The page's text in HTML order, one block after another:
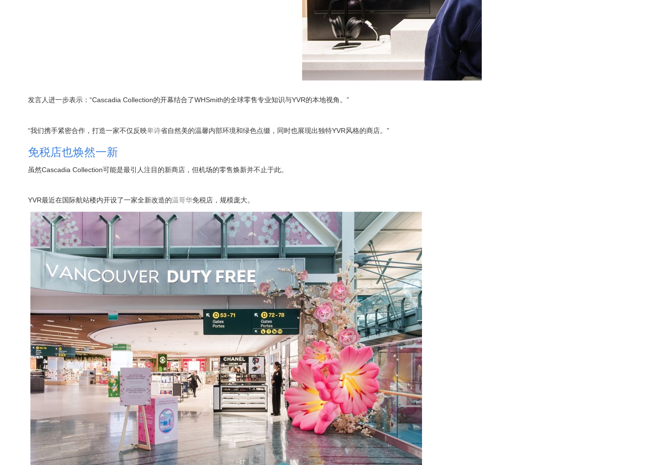
发言人进一步表示：“Cascadia Collection的开幕结合了WHSmith的全球零售专业知识与YVR的本地视角。”
“我们携手紧密合作，打造一家不仅反映卑诗省自然美的温馨内部环境和绿色点缀，同时也展现出独特YVR风格的商店。”
免税店也焕然一新
虽然Cascadia Collection可能是最引人注目的新商店，但机场的零售焕新并不止于此。
YVR最近在国际航站楼内开设了一家全新改造的温哥华免税店，规模庞大。